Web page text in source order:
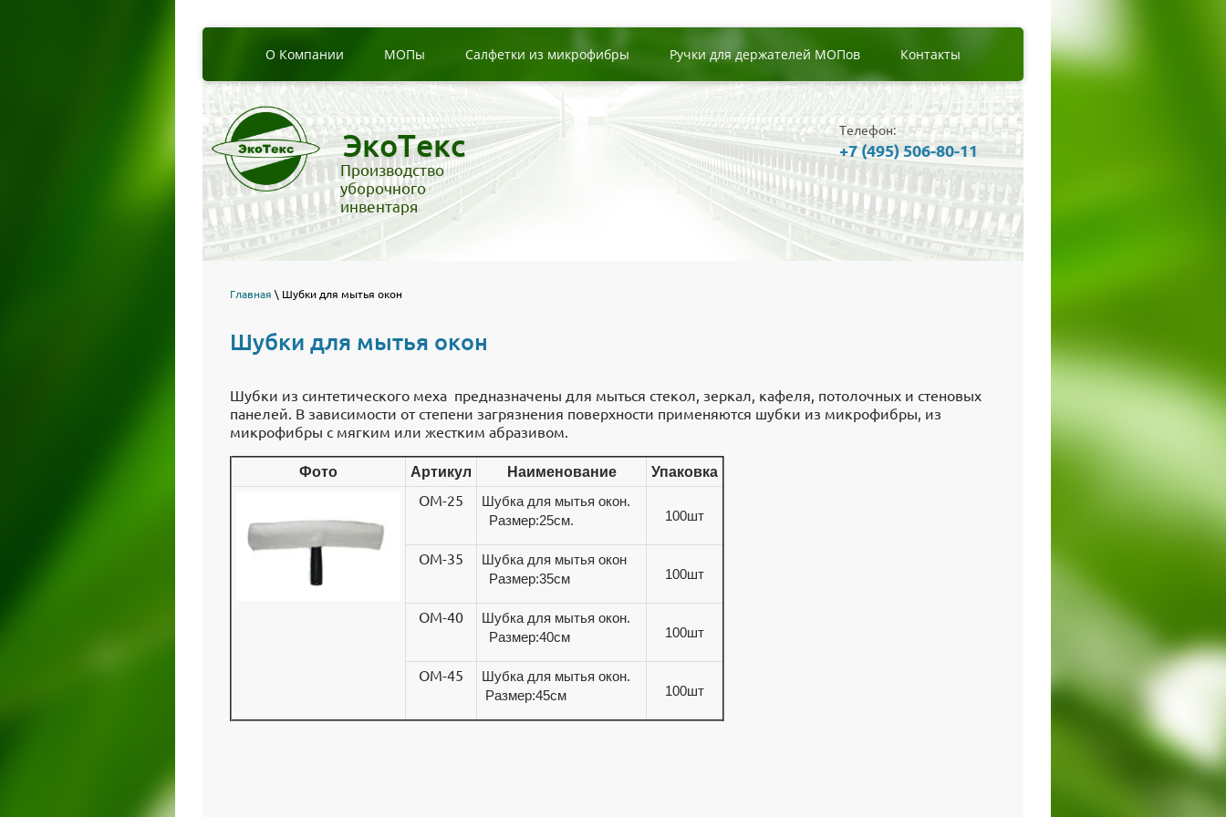
О Компании МОПы Салфетки из микрофибры Ручки для держателей МОПов Контакты
ЭкоТекс
Производство
уборочного
инвентаря
Телефон:
+7 (495) 506-80-11
Главная \ Шубки для мытья окон
Шубки для мытья окон
Шубки из синтетического меха предназначены для мыться стекол, зеркал, кафеля, потолочных и стеновых
панелей. В зависимости от степени загрязнения поверхности применяются шубки из микрофибры, из
микрофибры с мягким или жестким абразивом.
Фото Артикул Наименование Упаковка
OM-25
Шубка для мытья окон.
Размер:25см.
100шт
OM-35
Шубка для мытья окон
Размер:35см
100шт
OM-40
Шубка для мытья окон.
Размер:40см
100шт
ОМ-45
Шубка для мытья окон.
Размер:45см
100шт